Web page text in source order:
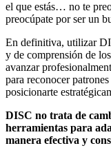
el que estás… no te
preocúpate por ser un
En definitiva, utilizar
y de comprensión de
avanzar
para reconocer
posicionarte
DISC no trata de
herramientas para
manera efectiva y